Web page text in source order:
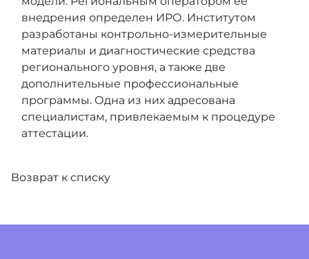
внедрения определен ИРО. Институтом
разработаны контрольно-измерительные
материалы и диагностические средства
регионального уровня, а также две
дополнительные профессиональные
программы. Одна из них адресована
специалистам, привлекаемым к процедуре
аттестации.
Возврат к списку